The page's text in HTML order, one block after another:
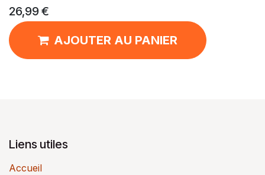
26,99€
AJOUTER AU PANIER
Liens utiles
Accueil